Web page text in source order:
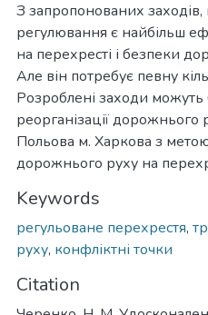
З запропонованих заходів,
регулювання є найбільш
на перехресті і безпеки
Але він потребує певну
Розроблені заходи можуть
реорганізації дорожнього
Польова м. Харкова з
дорожнього руху на
Keywords
регульоване перехрестя,
руху, конфліктні точки
Citation